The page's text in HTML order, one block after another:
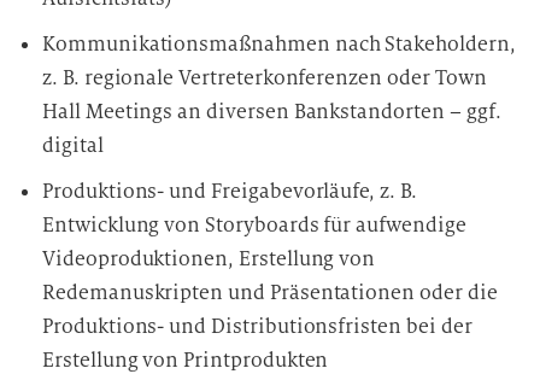
Kommunikationsmaßnahmen nach Stakeholdern,
z. B. regionale Vertreterkonferenzen oder Town
Hall Meetings an diversen Bankstandorten – ggf.
digital
Produktions- und Freigabevorläufe, z. B.
Entwicklung von Storyboards für aufwendige
Videoproduktionen, Erstellung von
Redemanuskripten und Präsentationen oder die
Produktions- und Distributionsfristen bei der
Erstellung von Printprodukten